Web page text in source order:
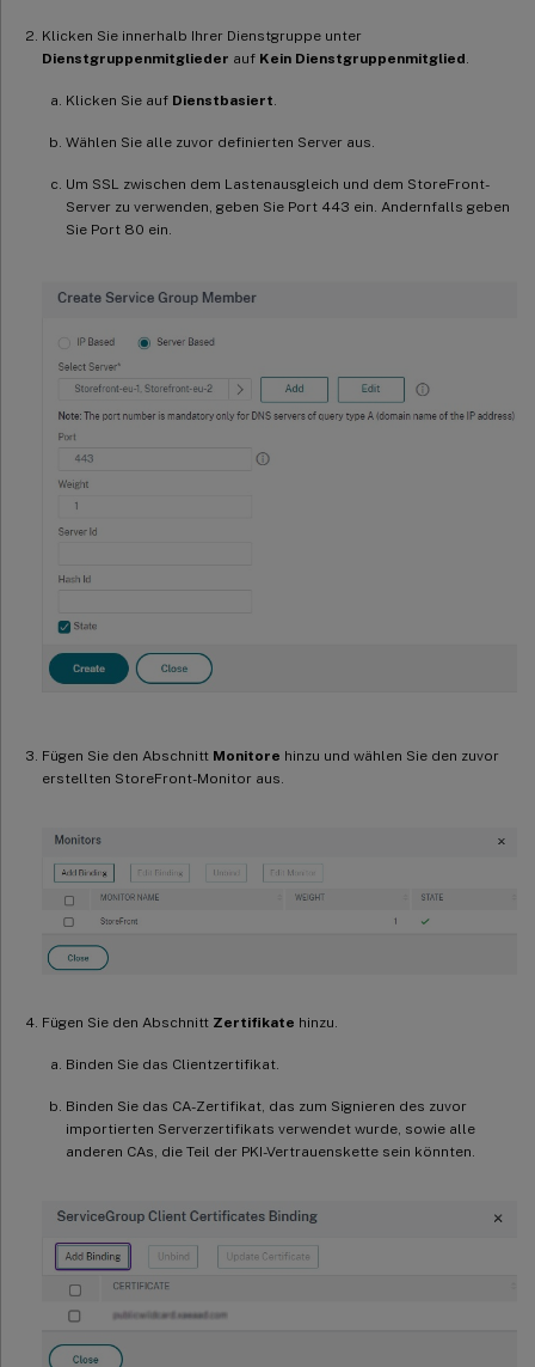
Klicken Sie innerhalb Ihrer Dienstgruppe unter
Dienstgruppenmitglieder auf Kein Dienstgruppenmitglied.
Klicken Sie auf Dienstbasiert.
Wählen Sie alle zuvor definierten Server aus.
Um SSL zwischen dem Lastenausgleich und dem StoreFront-
Server zu verwenden, geben Sie Port 443 ein. Andernfalls geben
Sie Port 80 ein.
Fügen Sie den Abschnitt Monitore hinzu und wählen Sie den zuvor
erstellten StoreFront-Monitor aus.
Fügen Sie den Abschnitt Zertifikate hinzu.
Binden Sie das Clientzertifikat.
Binden Sie das CA-Zertifikat, das zum Signieren des zuvor
importierten Serverzertifikats verwendet wurde, sowie alle
anderen CAs, die Teil der PKI-Vertrauenskette sein könnten.